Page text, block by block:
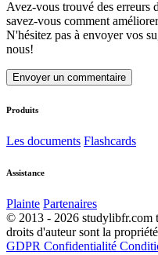
Avez-vous trouvé des erreurs
savez-vous comment
N'hésitez pas à envoyer vos
nous!
Envoyer un commentaire
Produits
Les documents Flashcards
Assistance
Plainte Partenaires
© 2013 - 2026 studylibfr.com
droits d'auteur sont la
GDPR Confidentialité